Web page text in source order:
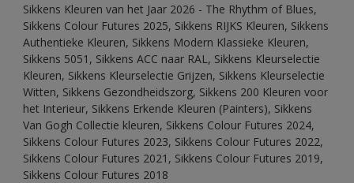
Sikkens Kleuren van het Jaar 2026 - The Rhythm of Blues,
Sikkens Colour Futures 2025, Sikkens RIJKS Kleuren, Sikkens
Authentieke Kleuren, Sikkens Modern Klassieke Kleuren,
Sikkens 5051, Sikkens ACC naar RAL, Sikkens Kleurselectie
Kleuren, Sikkens Kleurselectie Grijzen, Sikkens Kleurselectie
Witten, Sikkens Gezondheidszorg, Sikkens 200 Kleuren voor
het Interieur, Sikkens Erkende Kleuren (Painters), Sikkens
Van Gogh Collectie kleuren, Sikkens Colour Futures 2024,
Sikkens Colour Futures 2023, Sikkens Colour Futures 2022,
Sikkens Colour Futures 2021, Sikkens Colour Futures 2019,
Sikkens Colour Futures 2018